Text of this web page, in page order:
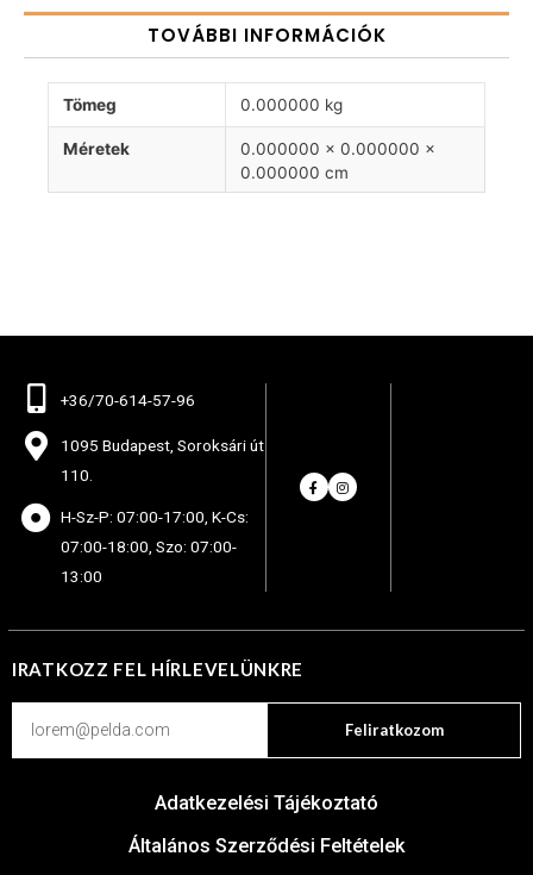
TOVÁBBI INFORMÁCIÓK
Tömeg 0.000000 kg
Méretek
0.000000 × 0.000000 ×
0.000000 cm
+36/70-614-57-96
1095 Budapest, Soroksári út
110.
H-Sz-P: 07:00-17:00, K-Cs:
07:00-18:00, Szo: 07:00-
13:00
IRATKOZZ FEL HÍRLEVELÜNKRE
Feliratkozom
Adatkezelési Tájékoztató
Általános Szerződési Feltételek